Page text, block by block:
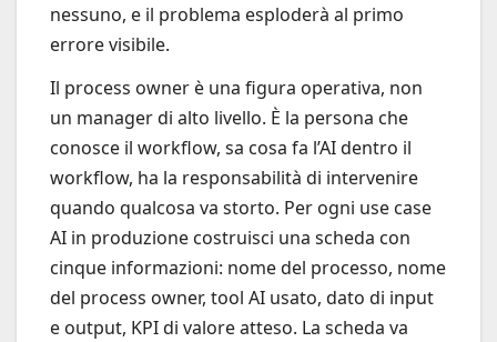
nessuno, e il problema esploderà al primo
errore visibile.
Il process owner è una figura operativa, non
un manager di alto livello. È la persona che
conosce il workflow, sa cosa fa l’AI dentro il
workflow, ha la responsabilità di intervenire
quando qualcosa va storto. Per ogni use case
AI in produzione costruisci una scheda con
cinque informazioni: nome del processo, nome
del process owner, tool AI usato, dato di input
e output, KPI di valore atteso. La scheda va